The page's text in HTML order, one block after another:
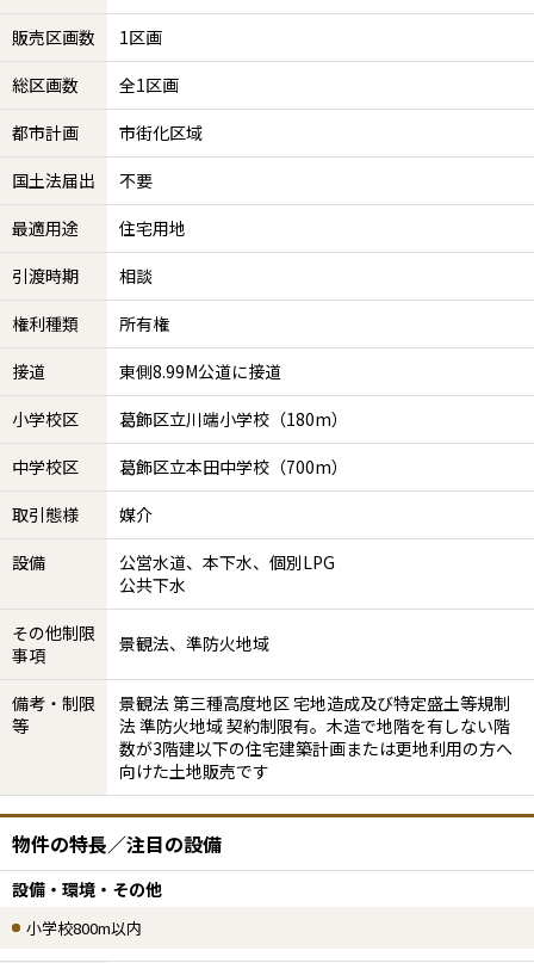
販売区画数
1区画
総区画数
全1区画
都市計画
市街化区域
国土法届出
不要
最適用途
住宅用地
引渡時期
相談
権利種類
所有権
接道
東側8.99M公道に接道
小学校区
葛飾区立川端小学校（180m）
中学校区
葛飾区立本田中学校（700m）
取引態様
媒介
設備
公営水道、本下水、個別LPG
公共下水
その他制限
事項
景観法、準防火地域
備考・制限
等
景観法 第三種高度地区 宅地造成及び特定盛土等規制
法 準防火地域 契約制限有。木造で地階を有しない階
数が3階建以下の住宅建築計画または更地利用の方へ
向けた土地販売です
物件の特長／注目の設備
設備・環境・その他
小学校800m以内